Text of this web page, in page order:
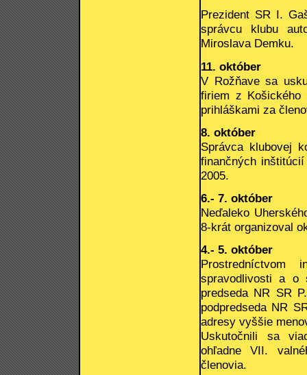
Prezident SR I.
správcu klubu
Miroslava Demku.
11. október
V Rožňave sa
firiem z
prihláškami za
8. október
Správca klubovej
finančných
2005.
6.- 7. október
Neďaleko
8-krát organizoval
4.- 5. október
Prostredníctvom
spravodlivosti a o
predseda NR SR
podpredseda NR
adresy vyššie
Uskutočnili sa
ohľadne VII.
členovia.